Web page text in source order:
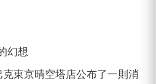
幻想
東京晴空塔店公布了一則消